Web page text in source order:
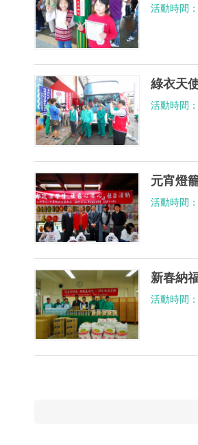
活動時間
綠衣天
活動時間
元宵燈
活動時間
新春納
活動時間